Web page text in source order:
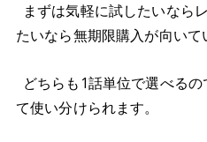
まずは気軽に試したいなら
たいなら無期限購入が向いて
どちらも1話単位で選べる
て使い分けられます。